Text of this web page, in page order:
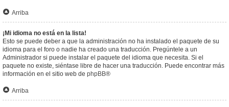
Arriba
¡Mi idioma no está en la lista!
Esto se puede deber a que la administración no ha instalado el paquete de su
idioma para el foro o nadie ha creado una traducción. Pregúntele a un
Administrador si puede instalar el paquete del idioma que necesita. Si el
paquete no existe, siéntase libre de hacer una traducción. Puede encontrar más
información en el sitio web de phpBB®
Arriba